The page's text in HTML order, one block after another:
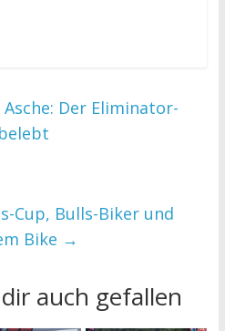
Der Eliminator-
Cup, Bulls-Biker und
Bike →
auch gefallen